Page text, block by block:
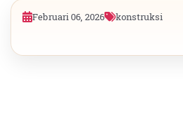
Februari 06, 2026 konstruksi